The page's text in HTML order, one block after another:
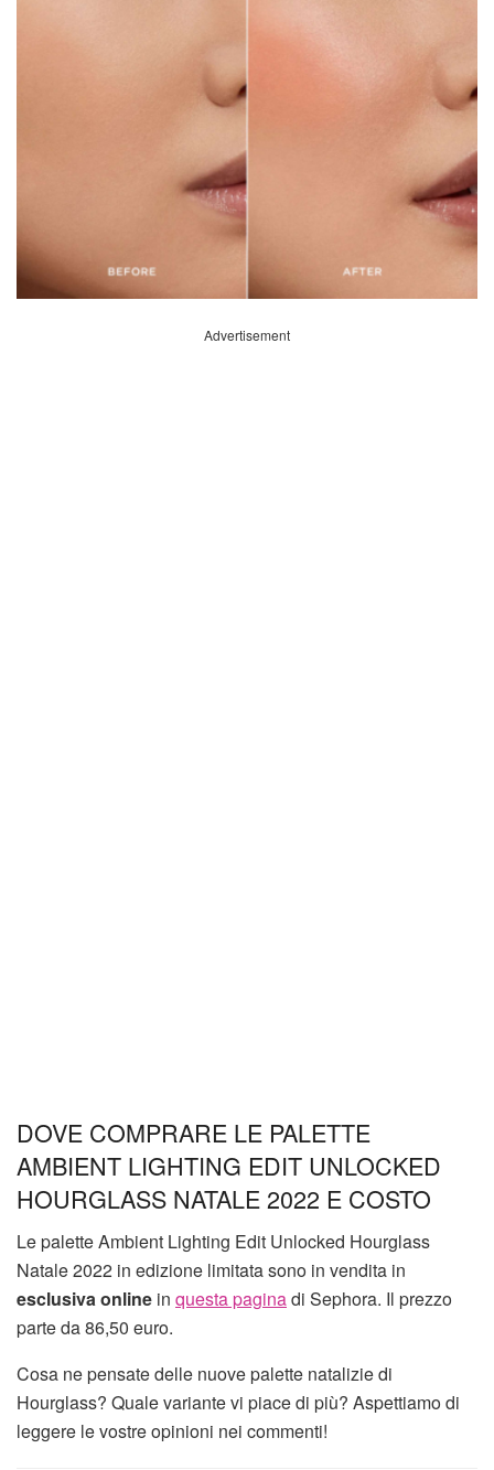
Advertisement
DOVE COMPRARE LE PALETTE
AMBIENT LIGHTING EDIT UNLOCKED
HOURGLASS NATALE 2022 E COSTO
Le palette Ambient Lighting Edit Unlocked Hourglass
Natale 2022 in edizione limitata sono in vendita in
esclusiva online in questa paginadi Sephora. Il prezzo
parte da 86,50 euro.
Cosa ne pensate delle nuove palette natalizie di
Hourglass? Quale variante vi piace di più? Aspettiamo di
leggere le vostre opinioni nei commenti!